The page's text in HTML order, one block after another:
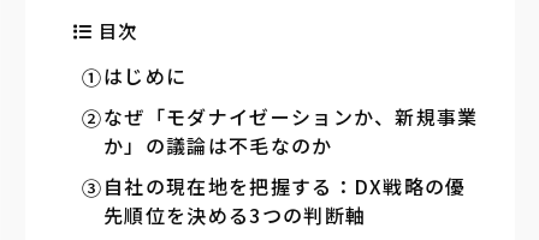
目次
はじめに
なぜ「モダナイゼーションか、新規事業
か」の議論は不毛なのか
自社の現在地を把握する：DX戦略の優
先順位を決める3つの判断軸